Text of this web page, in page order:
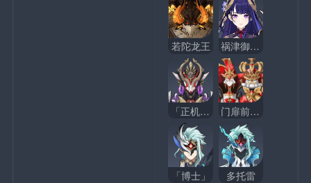
若陀龙王 祸津御建鸣神命
「正机之神」 门扉前的弈局
「博士」 多托雷